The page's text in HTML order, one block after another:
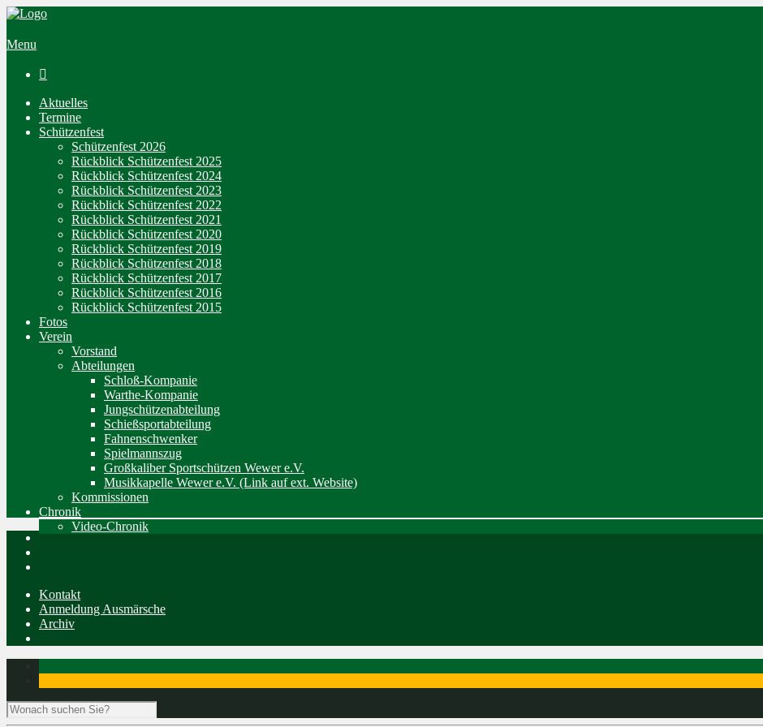
Menu

Aktuelles
Termine
Schützenfest
Schützenfest 2026
Rückblick Schützenfest 2025
Rückblick Schützenfest 2024
Rückblick Schützenfest 2023
Rückblick Schützenfest 2022
Rückblick Schützenfest 2021
Rückblick Schützenfest 2020
Rückblick Schützenfest 2019
Rückblick Schützenfest 2018
Rückblick Schützenfest 2017
Rückblick Schützenfest 2016
Rückblick Schützenfest 2015
Fotos
Verein
Vorstand
Abteilungen
Schloß-Kompanie
Warthe-Kompanie
Jungschützenabteilung
Schießsportabteilung
Fahnenschwenker
Spielmannszug
Großkaliber Sportschützen Wewer e.V.
Musikkapelle Wewer e.V. (Link auf ext. Website)
Kommissionen
Chronik
Video-Chronik
Kontakt
Anmeldung Ausmärsche
Archiv